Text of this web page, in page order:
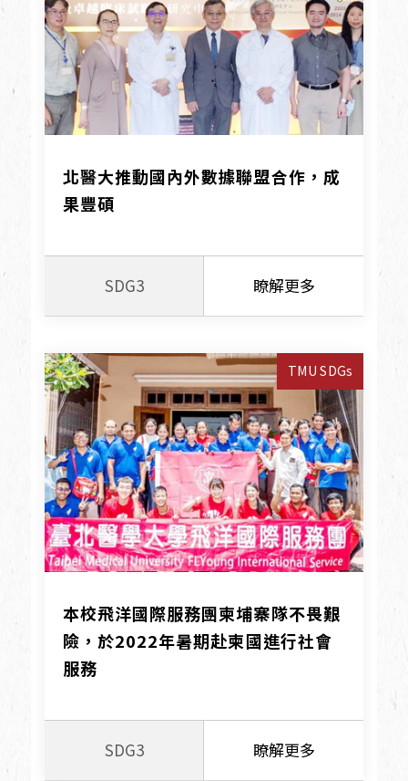
北醫大推動國內外數據聯盟合作，成
果豐碩
SDG3 瞭解更多
TMU SDGs
本校飛洋國際服務團柬埔寨隊不畏艱
險，於2022年暑期赴柬國進行社會
服務
SDG3 瞭解更多